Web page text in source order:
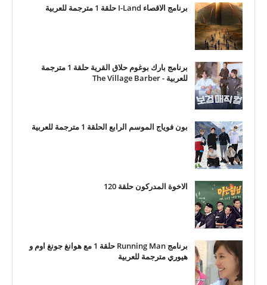
برنامج الاقصاء I-Land حلقة 1 مترجمة للعربية
برنامج بارك بوغوم حلاق القرية حلقة 1 مترجمة
للعربية - The Village Barber
بون فوياج الموسم الرابع الحلقة 1 مترجمة للعربية
الاخوة المدركون حلقة 120
برنامج Running Man حلقة 1 مع هوانغ جونغ اوم و
هيوري مترجمة للعربية